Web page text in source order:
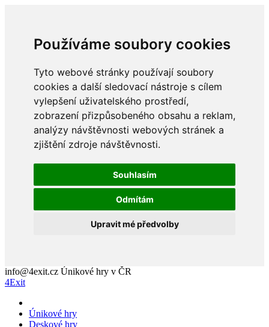
Používáme soubory cookies
Tyto webové stránky používají soubory
cookies a další sledovací nástroje s cílem
vylepšení uživatelského prostředí,
zobrazení přizpůsobeného obsahu a reklam,
analýzy návštěvnosti webových stránek a
zjištění zdroje návštěvnosti.
Souhlasím
Odmítám
Upravit mé předvolby
info@4exit.cz Únikové hry v ČR
4Exit
Únikové hry
Deskové hry